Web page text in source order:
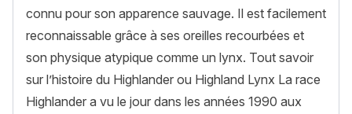
connu pour son apparence sauvage. Il est facilement
reconnaissable grâce à ses oreilles recourbées et
son physique atypique comme un lynx. Tout savoir
sur l’histoire du Highlander ou Highland Lynx La race
Highlander a vu le jour dans les années 1990 aux